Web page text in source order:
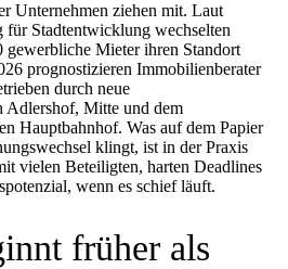
Unternehmen ziehen mit. Laut
für Stadtentwicklung wechselten
gewerbliche Mieter ihren Standort
prognostizieren Immobilienberater
durch neue
Adlershof, Mitte und dem
Hauptbahnhof. Was auf dem Papier
klingt, ist in der Praxis
vielen Beteiligten, harten Deadlines
wenn es schief läuft.
früher als